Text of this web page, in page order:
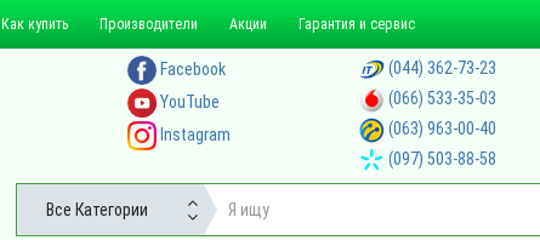
Как купить Производители Акции Гарантия и сервис
Facebook
YouTube
Instagram
(044) 362-73-23
(066) 533-35-03
(063) 963-00-40
(097) 503-88-58
Все Категории